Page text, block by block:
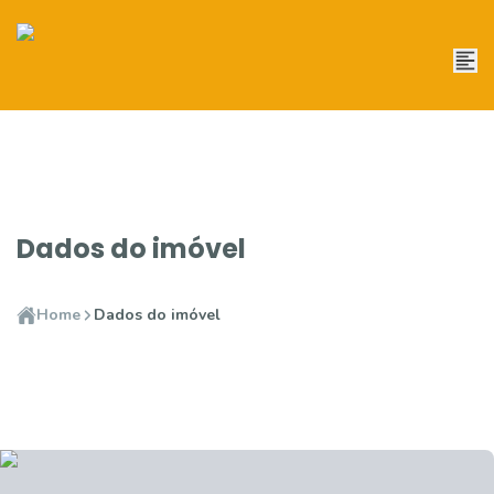
Dados do imóvel
Home Dados do imóvel